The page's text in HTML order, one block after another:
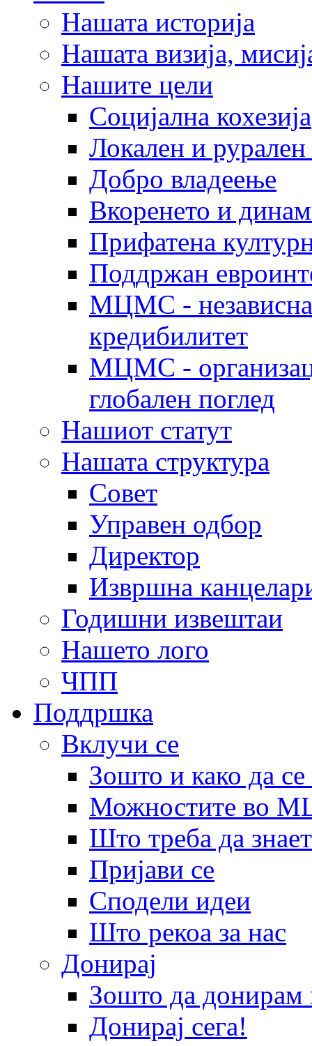
Нашата историја
Нашата визија,
Нашите цели
Социјална кохезија
Локален и рурален
Добро владеење
Вкоренето и
Прифатена
Поддржан
МЦМС - независна
кредибилитет
МЦМС -
глобален поглед
Нашиот статут
Нашата структура
Совет
Управен одбор
Директор
Извршна
Годишни извештаи
Нашето лого
ЧПП
Поддршка
Вклучи се
Зошто и како да
Можностите во
Што треба да
Пријави се
Сподели идеи
Што рекоа за нас
Донирај
Зошто да
Донирај сега!